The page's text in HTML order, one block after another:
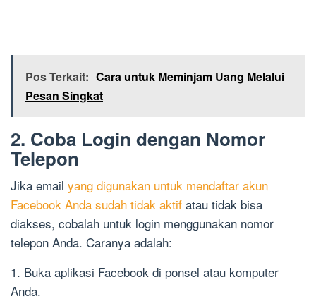
Pos Terkait: Cara untuk Meminjam Uang Melalui
Pesan Singkat
2. Coba Login dengan Nomor
Telepon
Jika email yang digunakan untuk mendaftar akun
Facebook Anda sudah tidak aktif atau tidak bisa
diakses, cobalah untuk login menggunakan nomor
telepon Anda. Caranya adalah:
1. Buka aplikasi Facebook di ponsel atau komputer
Anda.